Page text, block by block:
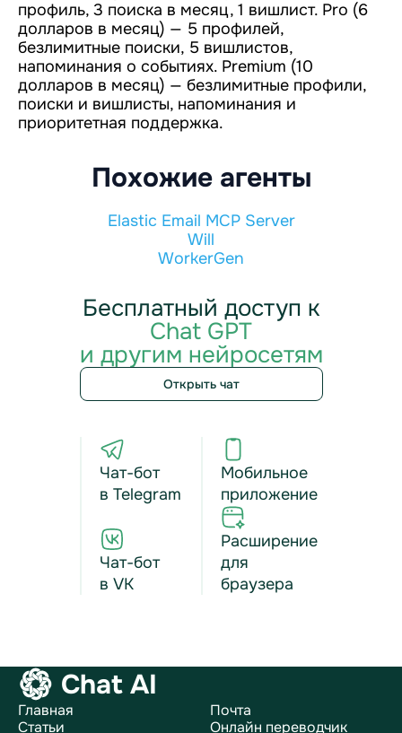
профиль, 3 поиска в месяц, 1 вишлист. Pro (6
долларов в месяц) — 5 профилей,
безлимитные поиски, 5 вишлистов,
напоминания о событиях. Premium (10
долларов в месяц) — безлимитные профили,
поиски и вишлисты, напоминания и
приоритетная поддержка.
Похожие агенты
Elastic Email MCP Server
Will
WorkerGen
Бесплатный доступ к
Chat GPT
и другим нейросетям
Открыть чат
Чат-бот
в Telegram
Чат-бот
в VK
Мобильное
приложение
Расширение
для
браузера
Chat AI
Главная
Статьи
Почта
Онлайн переводчик